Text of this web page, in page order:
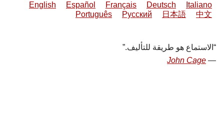
English Español Français Deutsch
Italiano
Português
Русский 日本語 中文
الاستماع هو طريقة للتأليف.
John Cage